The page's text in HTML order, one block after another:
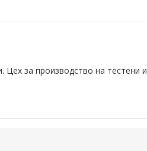
Цех за производство на тестени